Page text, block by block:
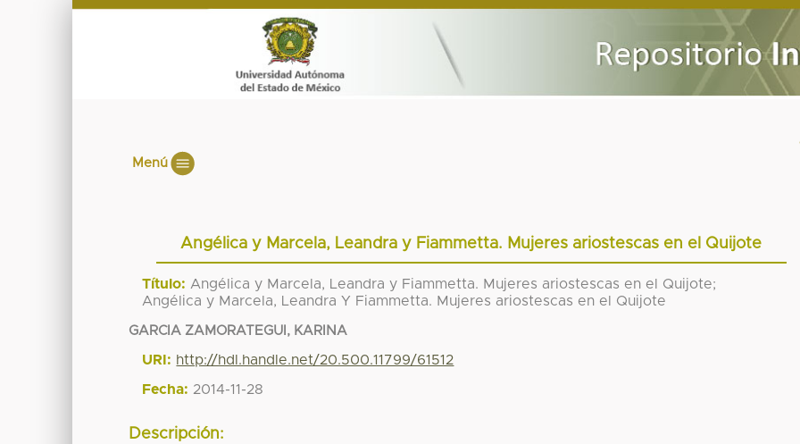
Menú
Angélica y Marcela, Leandra y Fiammetta. Mujeres ariostescas en el Quijote
Título: Angélica y Marcela, Leandra y Fiammetta. Mujeres ariostescas en el Quijote;
Angélica y Marcela, Leandra Y Fiammetta. Mujeres ariostescas en el Quijote
GARCIA ZAMORATEGUI, KARINA
URI: http://hdl.handle.net/20.500.11799/61512
Fecha: 2014-11-28
Descripción: